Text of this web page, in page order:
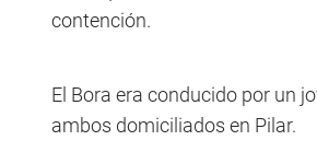
contención.
El Bora era conducido por un
ambos domiciliados en Pilar.